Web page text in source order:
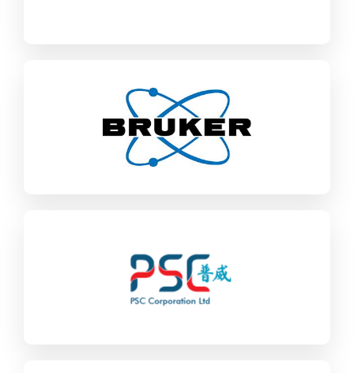
SAP ECC / S/4HANA
Industrial Machinery & Components
SAP ECC / S/4HANA